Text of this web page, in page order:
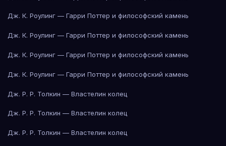
Дж. К. Роулинг — Гарри Поттер и философский камень
Дж. К. Роулинг — Гарри Поттер и философский камень
Дж. К. Роулинг — Гарри Поттер и философский камень
Дж. К. Роулинг — Гарри Поттер и философский камень
Дж. Р. Р. Толкин — Властелин колец
Дж. Р. Р. Толкин — Властелин колец
Дж. Р. Р. Толкин — Властелин колец